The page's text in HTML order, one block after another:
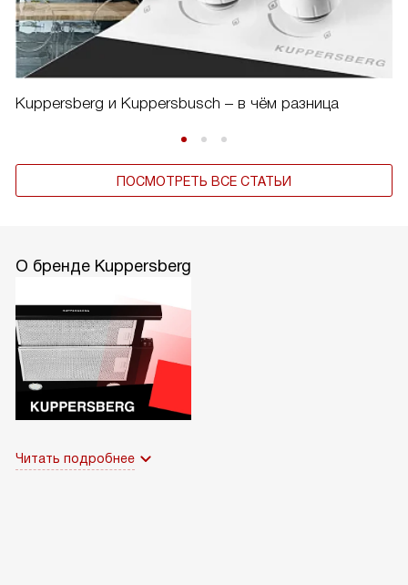
Kuppersberg и Kuppersbusch – в чём разница
ПОСМОТРЕТЬ ВСЕ СТАТЬИ
О бренде Kuppersberg
Читать подробнее